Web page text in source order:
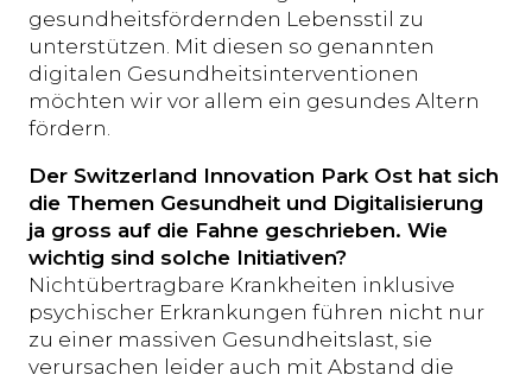
gesundheitsfördernden Lebensstil zu
unterstützen. Mit diesen so genannten
digitalen Gesundheitsinterventionen
möchten wir vor allem ein gesundes Altern
fördern.
Der Switzerland Innovation Park Ost hat sich
die Themen Gesundheit und Digitalisierung
ja gross auf die Fahne geschrieben. Wie
wichtig sind solche Initiativen?
Nichtübertragbare Krankheiten inklusive
psychischer Erkrankungen führen nicht nur
zu einer massiven Gesundheitslast, sie
verursachen leider auch mit Abstand die